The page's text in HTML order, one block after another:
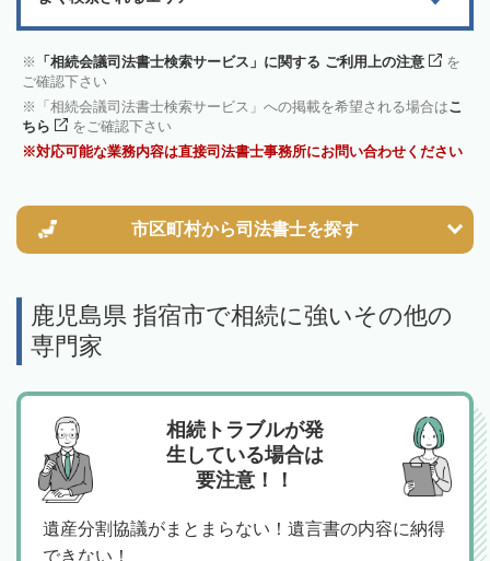
「相続会議司法書士検索サービス」に関する ご利用上の注意
を
ご確認下さい
「相続会議司法書士検索サービス」への掲載を希望される場合はこ
ちら
をご確認下さい
対応可能な業務内容は直接司法書士事務所にお問い合わせください
市区町村から司法書士を探す
鹿児島県 指宿市で相続に強いその他の
専門家
相続トラブルが発
生している場合は
要注意！！
遺産分割協議がまとまらない！遺言書の内容に納得
できない！